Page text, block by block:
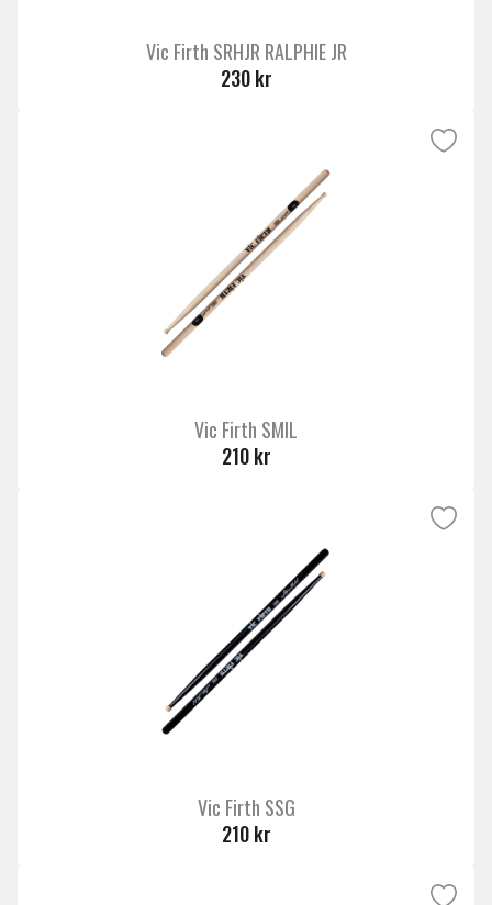
Vic Firth SRHJR RALPHIE JR
230 kr
Vic Firth SMIL
210 kr
Vic Firth SSG
210 kr